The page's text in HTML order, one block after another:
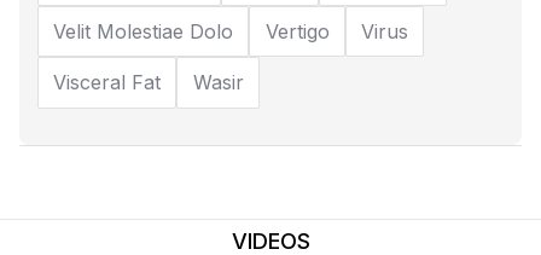
Velit Molestiae Dolo Vertigo Virus
Visceral Fat Wasir
VIDEOS